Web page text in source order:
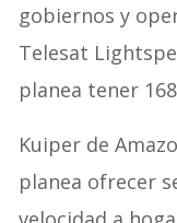
gobiernos y
Telesat
planea tener
Kuiper de
planea ofrecer